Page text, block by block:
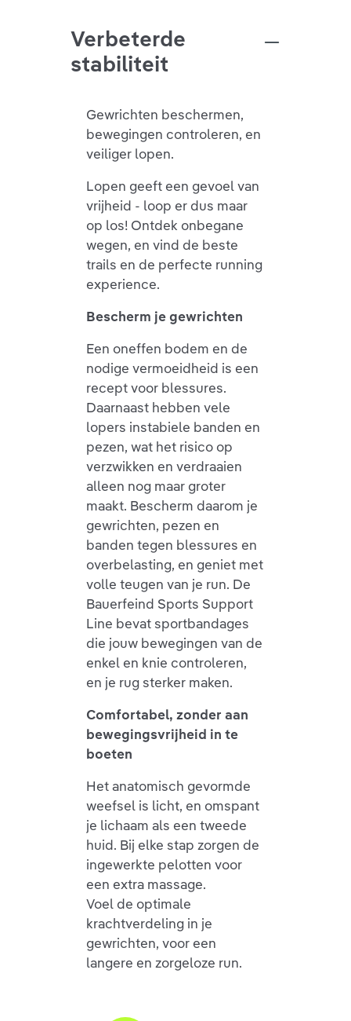
Verbeterde
stabiliteit
Gewrichten beschermen,
bewegingen controleren, en
veiliger lopen.
Lopen geeft een gevoel van
vrijheid - loop er dus maar
op los! Ontdek onbegane
wegen, en vind de beste
trails en de perfecte running
experience.
Bescherm je gewrichten
Een oneffen bodem en de
nodige vermoeidheid is een
recept voor blessures.
Daarnaast hebben vele
lopers instabiele banden en
pezen, wat het risico op
verzwikken en verdraaien
alleen nog maar groter
maakt. Bescherm daarom je
gewrichten, pezen en
banden tegen blessures en
overbelasting, en geniet met
volle teugen van je run. De
Bauerfeind Sports Support
Line bevat sportbandages
die jouw bewegingen van de
enkel en knie controleren,
en je rug sterker maken.
Comfortabel, zonder aan
bewegingsvrijheid in te
boeten
Het anatomisch gevormde
weefsel is licht, en omspant
je lichaam als een tweede
huid. Bij elke stap zorgen de
ingewerkte pelotten voor
een extra massage.
Voel de optimale
krachtverdeling in je
gewrichten, voor een
langere en zorgeloze run.